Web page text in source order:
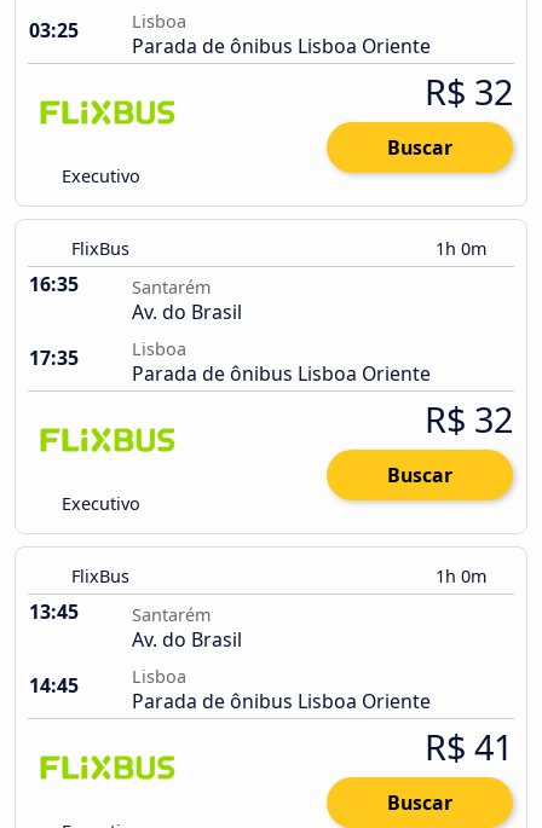
03:25
Lisboa
Parada de ônibus Lisboa Oriente
Executivo
R$ 32
Buscar
FlixBus 1h 0m
16:35 Santarém
Av. do Brasil
17:35
Lisboa
Parada de ônibus Lisboa Oriente
Executivo
R$ 32
Buscar
FlixBus 1h 0m
13:45 Santarém
Av. do Brasil
14:45
Lisboa
Parada de ônibus Lisboa Oriente
R$ 41
Buscar